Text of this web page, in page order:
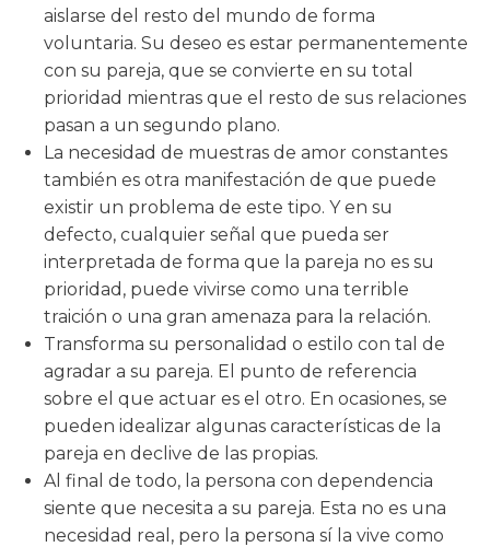
aislarse del resto del mundo de forma
voluntaria. Su deseo es estar permanentemente
con su pareja, que se convierte en su total
prioridad mientras que el resto de sus relaciones
pasan a un segundo plano.
La necesidad de muestras de amor constantes
también es otra manifestación de que puede
existir un problema de este tipo. Y en su
defecto, cualquier señal que pueda ser
interpretada de forma que la pareja no es su
prioridad, puede vivirse como una terrible
traición o una gran amenaza para la relación.
Transforma su personalidad o estilo con tal de
agradar a su pareja. El punto de referencia
sobre el que actuar es el otro. En ocasiones, se
pueden idealizar algunas características de la
pareja en declive de las propias.
Al final de todo, la persona con dependencia
siente que necesita a su pareja. Esta no es una
necesidad real, pero la persona sí la vive como